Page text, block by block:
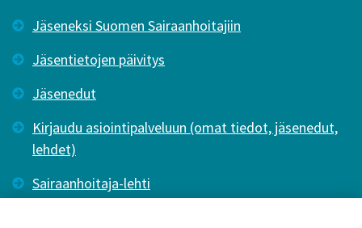
Jäseneksi Suomen Sairaanhoitajiin
Jäsentietojen päivitys
Jäsenedut
Kirjaudu asiointipalveluun (omat tiedot, jäsenedut,
lehdet)
Sairaanhoitaja-lehti